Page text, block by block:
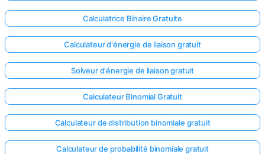
Calculatrice Binaire Gratuite
Calculateur d'énergie de liaison gratuit
Solveur d'énergie de liaison gratuit
Calculateur Binomial Gratuit
Calculateur de distribution binomiale gratuit
Calculateur de probabilité binomiale gratuit